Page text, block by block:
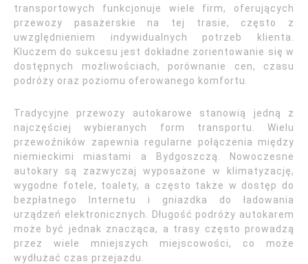
transportowych funkcjonuje wiele firm, oferujących
przewozy pasażerskie na tej trasie, często z
uwzględnieniem indywidualnych potrzeb klienta.
Kluczem do sukcesu jest dokładne zorientowanie się w
dostępnych możliwościach, porównanie cen, czasu
podróży oraz poziomu oferowanego komfortu.
Tradycyjne przewozy autokarowe stanowią jedną z
najczęściej wybieranych form transportu. Wielu
przewoźników zapewnia regularne połączenia między
niemieckimi miastami a Bydgoszczą. Nowoczesne
autokary są zazwyczaj wyposażone w klimatyzację,
wygodne fotele, toalety, a często także w dostęp do
bezpłatnego Internetu i gniazdka do ładowania
urządzeń elektronicznych. Długość podróży autokarem
może być jednak znacząca, a trasy często prowadzą
przez wiele mniejszych miejscowości, co może
wydłużać czas przejazdu.